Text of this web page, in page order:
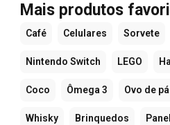
Mais produtos
Café Celulares Sorvete
Nintendo Switch LEGO
Coco Ômega 3 Ovo de
Whisky Brinquedos